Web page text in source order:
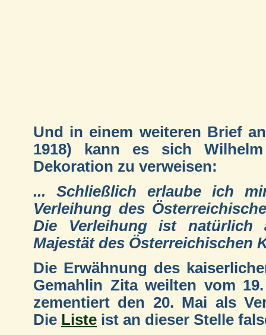
Und in einem weiteren Brief
1918) kann es sich
Dekoration zu verweisen:
... Schließlich erlaube ich
Verleihung des
Die Verleihung ist natürlich
Majestät des Österreichischen
Die Erwähnung des
Gemahlin Zita weilten vom
zementiert den 20. Mai als
Die Liste ist an dieser Stelle